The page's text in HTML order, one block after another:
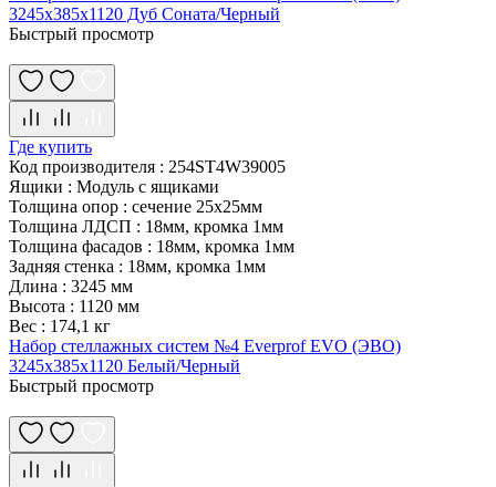
3245x385x1120 Дуб Соната/Черный
Быстрый просмотр
Где купить
Код производителя : 254ST4W39005
Ящики : Модуль с ящиками
Толщина опор : сечение 25х25мм
Толщина ЛДСП : 18мм, кромка 1мм
Толщина фасадов : 18мм, кромка 1мм
Задняя стенка : 18мм, кромка 1мм
Длина : 3245 мм
Высота : 1120 мм
Вес : 174,1 кг
Набор стеллажных систем №4 Everprof EVO (ЭВО)
3245x385x1120 Белый/Черный
Быстрый просмотр